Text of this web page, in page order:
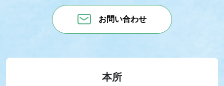
お問い合わせ
本所